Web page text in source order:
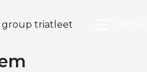
group triatleet